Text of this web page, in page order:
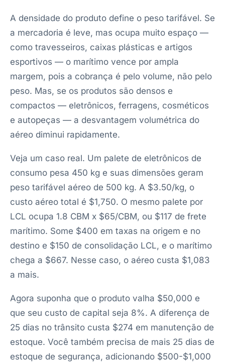
A densidade do produto define o peso tarifável. Se
a mercadoria é leve, mas ocupa muito espaço —
como travesseiros, caixas plásticas e artigos
esportivos — o marítimo vence por ampla
margem, pois a cobrança é pelo volume, não pelo
peso. Mas, se os produtos são densos e
compactos — eletrônicos, ferragens, cosméticos
e autopeças — a desvantagem volumétrica do
aéreo diminui rapidamente.
Veja um caso real. Um palete de eletrônicos de
consumo pesa 450 kg e suas dimensões geram
peso tarifável aéreo de 500 kg. A $3.50/kg, o
custo aéreo total é $1,750. O mesmo palete por
LCL ocupa 1.8 CBM x $65/CBM, ou $117 de frete
marítimo. Some $400 em taxas na origem e no
destino e $150 de consolidação LCL, e o marítimo
chega a $667. Nesse caso, o aéreo custa $1,083
a mais.
Agora suponha que o produto valha $50,000 e
que seu custo de capital seja 8%. A diferença de
25 dias no trânsito custa $274 em manutenção de
estoque. Você também precisa de mais 25 dias de
estoque de segurança, adicionando $500-$1,000